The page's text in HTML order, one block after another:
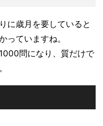
に歳月を要していると
っていますね。
問になり、質だけで